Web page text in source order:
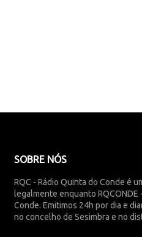
SOBRE NÓS
RQC - Rádio Quinta do Conde é
legalmente enquanto RQCONDE
Conde. Emitimos 24h por dia e
no concelho de Sesimbra e no